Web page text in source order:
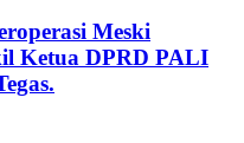
Meski
Ketua DPRD PALI